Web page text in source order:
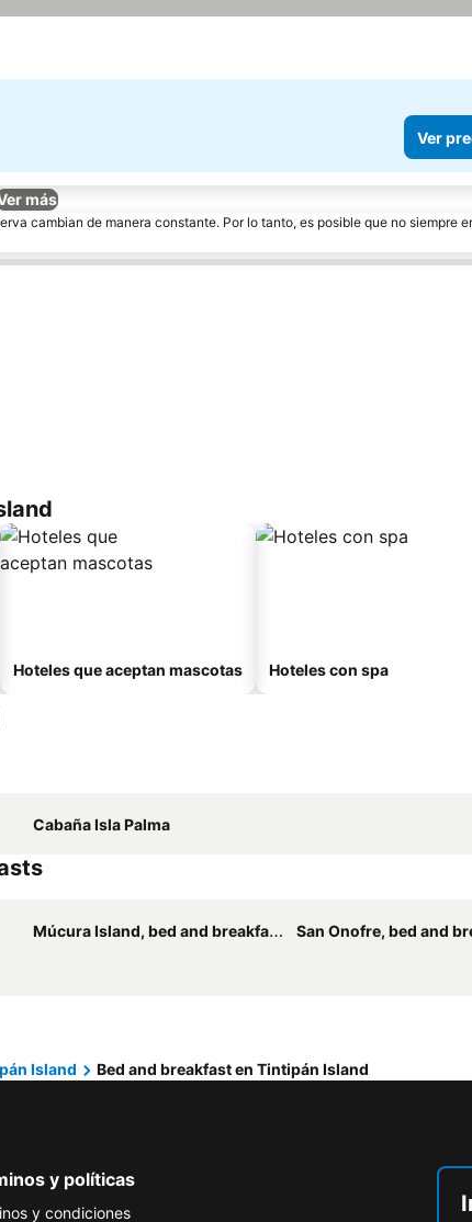
Ver
más
cambian de manera constante. Por lo tanto, es posible que no siempre
Hoteles que aceptan mascotas Hoteles con spa
Cabaña Isla Palma
Múcura Island, bed and breakfasts
San Onofre, bed and
Island Bed and breakfast en Tintipán Island
y políticas
y condiciones